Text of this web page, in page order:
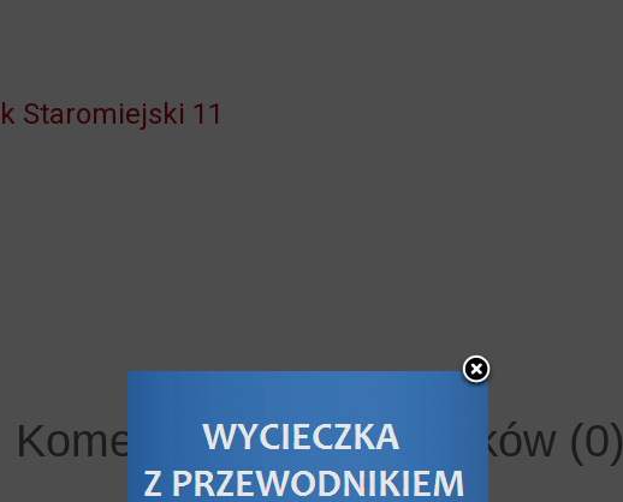
Staromiejski 11
Komentarze użytkowników (0)